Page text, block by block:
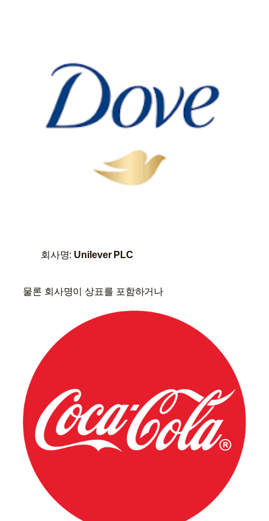
회사명: Unilever PLC
물론 회사명이 상표를 포함하거나